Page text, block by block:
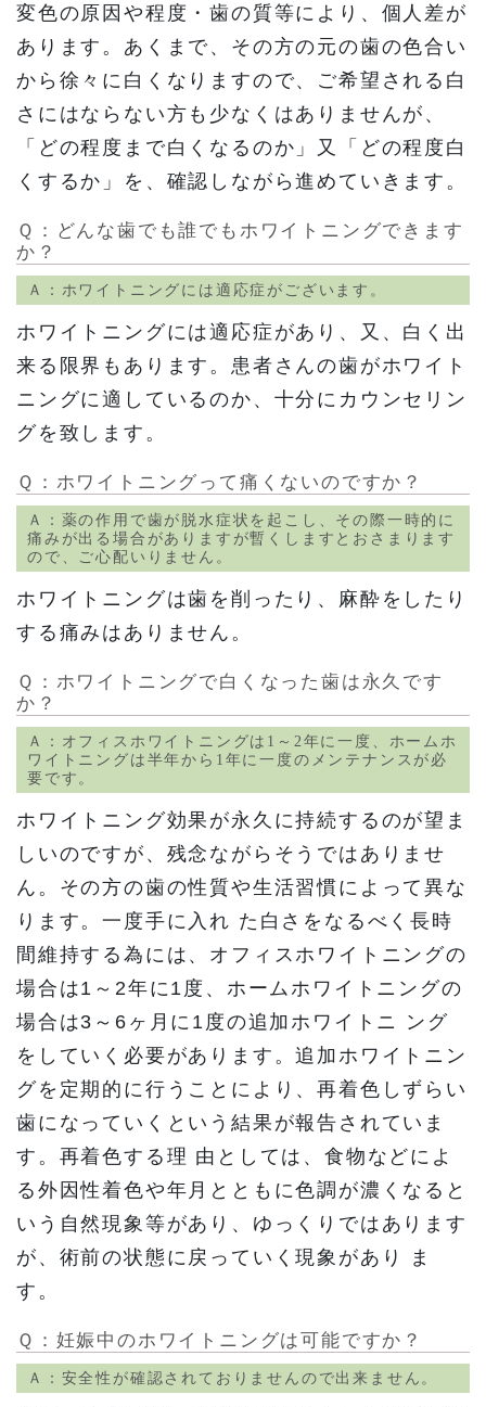
変色の原因や程度・歯の質等により、個人差が
あります。あくまで、その方の元の歯の色合い
から徐々に白くなりますので、ご希望される白
さにはならない方も少なくはありませんが、
「どの程度まで白くなるのか」又「どの程度白
くするか」を、確認しながら進めていきます。
Ｑ：どんな歯でも誰でもホワイトニングできます
か？
Ａ：ホワイトニングには適応症がございます。
ホワイトニングには適応症があり、又、白く出
来る限界もあります。患者さんの歯がホワイト
ニングに適しているのか、十分にカウンセリン
グを致します。
Ｑ：ホワイトニングって痛くないのですか？
Ａ：薬の作用で歯が脱水症状を起こし、その際一時的に
痛みが出る場合がありますが暫くしますとおさまります
ので、ご心配いりません。
ホワイトニングは歯を削ったり、麻酔をしたり
する痛みはありません。
Ｑ：ホワイトニングで白くなった歯は永久です
か？
Ａ：オフィスホワイトニングは1～2年に一度、ホームホ
ワイトニングは半年から1年に一度のメンテナンスが必
要です。
ホワイトニング効果が永久に持続するのが望ま
しいのですが、残念ながらそうではありませ
ん。その方の歯の性質や生活習慣によって異な
ります。一度手に入れ た白さをなるべく長時
間維持する為には、オフィスホワイトニングの
場合は1～2年に1度、ホームホワイトニングの
場合は3～6ヶ月に1度の追加ホワイトニ ング
をしていく必要があります。追加ホワイトニン
グを定期的に行うことにより、再着色しずらい
歯になっていくという結果が報告されていま
す。再着色する理 由としては、食物などによ
る外因性着色や年月とともに色調が濃くなると
いう自然現象等があり、ゆっくりではあります
が、術前の状態に戻っていく現象があり ま
す。
Ｑ：妊娠中のホワイトニングは可能ですか？
Ａ：安全性が確認されておりませんので出来ません。